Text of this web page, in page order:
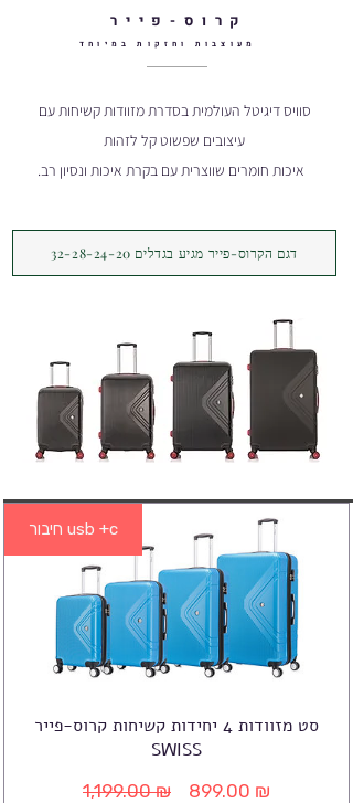
קרוס-פייר
מעוצבות וחזקות במיוחד
סוויס דיגיטל העולמית בסדרת מזוודות קשיחות עם
עיצובים שפשוט קל לזהות
איכות חומרים שווצרית עם בקרת איכות ונסיון רב.
דגם הקרוס-פייר מגיע בגדלים 32-28-24-20
חיבור usb +c
סט מזוודות 4 יחידות קשיחות קרוס-פייר
SWISS
1,199.00 ₪
899.00 ₪